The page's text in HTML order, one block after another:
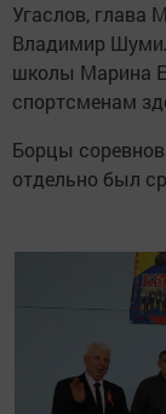
Угаслов, глава
Владимир
школы Марина
спортсменам
Борцы
отдельно был